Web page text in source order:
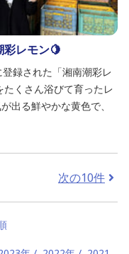
彩レモン🍋
録された「湘南潮彩レ
くさん浴びて育ったレ
出る鮮やかな黄色で、
次の10件